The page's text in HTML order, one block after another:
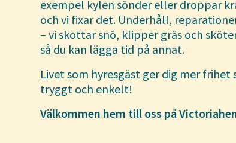
exempel kylen sönder eller droppar
och vi fixar det. Underhåll,
– vi skottar snö, klipper gräs och
så du kan lägga tid på annat.
Livet som hyresgäst ger dig mer
tryggt och enkelt!
Välkommen hem till oss på